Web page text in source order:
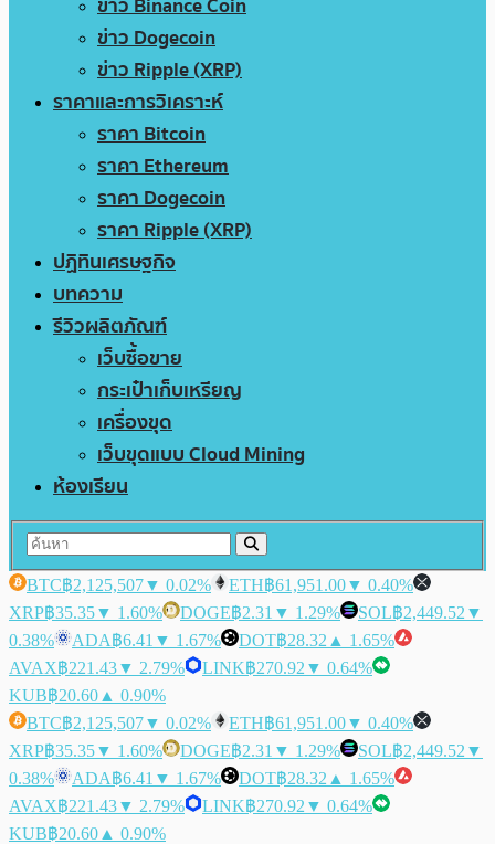
ข่าว Dogecoin
ข่าว Ripple (XRP)
ราคาและการวิเคราะห์
ราคา Bitcoin
ราคา Ethereum
ราคา Dogecoin
ราคา Ripple (XRP)
ปฏิทินเศรษฐกิจ
บทความ
รีวิวผลิตภัณฑ์
เว็บซื้อขาย
กระเป๋าเก็บเหรียญ
เครื่องขุด
เว็บขุดแบบ Cloud Mining
ห้องเรียน
BTC฿2,125,507▼ 0.02% ETH฿61,951.00▼ 0.40%
XRP฿35.35▼ 1.60% DOGE฿2.31 ▼ 1.29% SOL฿2,449.52 ▼
0.38%
ADA฿6.41 ▼ 1.67% DOT฿28.32 ▲ 1.65%
AVAX฿221.43▼ 2.79% LINK฿270.92 ▼ 0.64%
KUB฿20.60 ▲ 0.90%
BTC฿2,125,507▼ 0.02% ETH฿61,951.00▼ 0.40%
XRP฿35.35▼ 1.60% DOGE฿2.31 ▼ 1.29% SOL฿2,449.52 ▼
0.38%
ADA฿6.41 ▼ 1.67% DOT฿28.32 ▲ 1.65%
AVAX฿221.43▼ 2.79% LINK฿270.92 ▼ 0.64%
KUB฿20.60 ▲ 0.90%